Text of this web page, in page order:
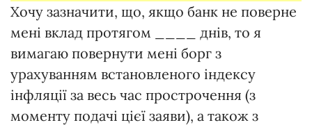
Хочу зазначити, що, якщо банк не поверне
мені вклад протягом ____ днів, то я
вимагаю повернути мені борг з
урахуванням встановленого індексу
інфляції за весь час прострочення (з
моменту подачі цієї заяви), а також з